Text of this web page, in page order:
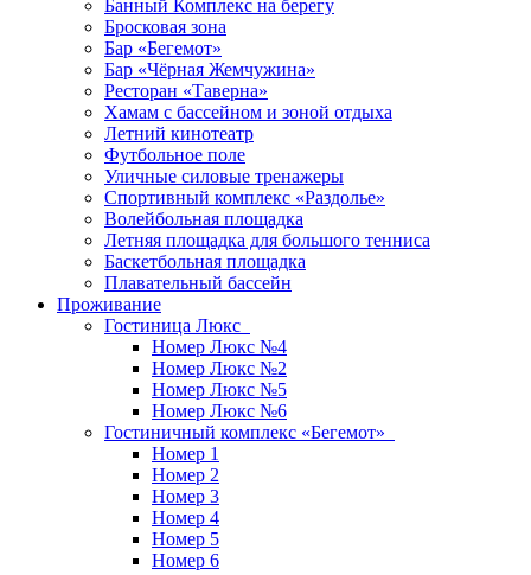
Банный Комплекс на берегу
Бросковая зона
Бар «Бегемот»
Бар «Чёрная Жемчужина»
Ресторан «Таверна»
Хамам с бассейном и зоной отдыха
Летний кинотеатр
Футбольное поле
Уличные силовые тренажеры
Спортивный комплекс «Раздолье»
Волейбольная площадка
Летняя площадка для большого тенниса
Баскетбольная площадка
Плавательный бассейн
Проживание
Гостиница Люкс
Номер Люкс №4
Номер Люкс №2
Номер Люкс №5
Номер Люкс №6
Гостиничный комплекс «Бегемот»
Номер 1
Номер 2
Номер 3
Номер 4
Номер 5
Номер 6